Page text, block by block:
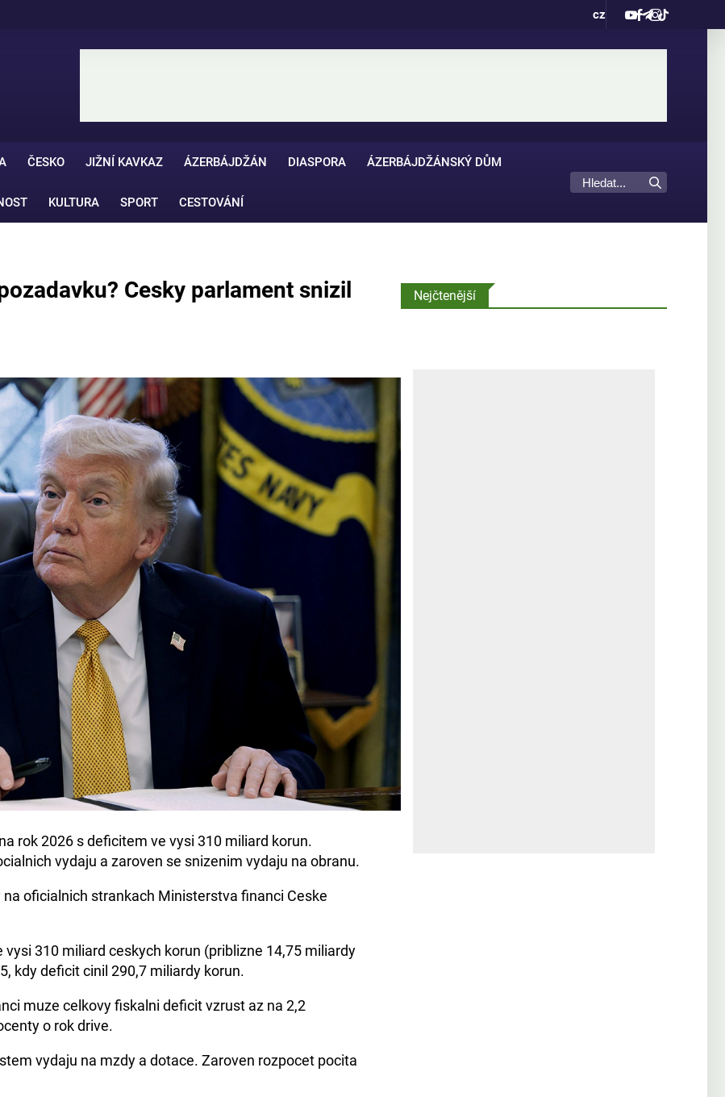
cz
ČESKO JIŽNÍ KAVKAZ ÁZERBÁJDŽÁN DIASPORA ÁZERBÁJDŽÁNSKÝ DŮM
KULTURA SPORT CESTOVÁNÍ
Cesky parlament snizil
rok 2026 s deficitem ve vysi 310 miliard korun.
vydaju a zaroven se snizenim vydaju na obranu.
oficialnich strankach Ministerstva financi Ceske
310 miliard ceskych korun (priblizne 14,75 miliardy
kdy deficit cinil 290,7 miliardy korun.
muze celkovy fiskalni deficit vzrust az na 2,2
o rok drive.
vydaju na mzdy a dotace. Zaroven rozpocet pocita
Nejčtenější